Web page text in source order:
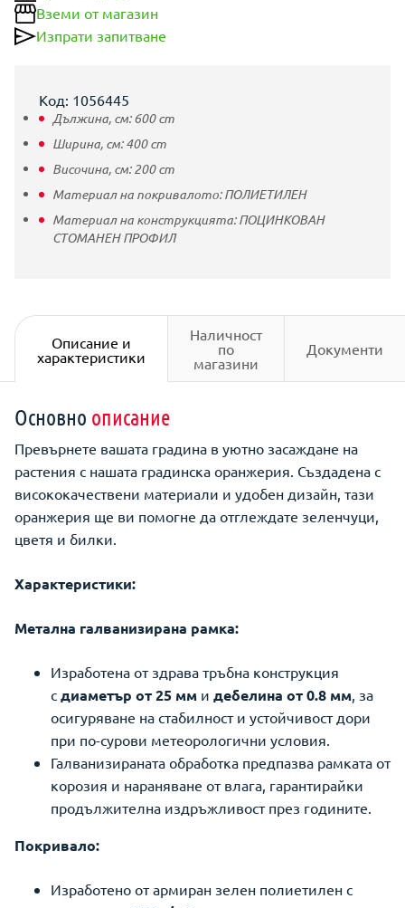
Вземи от магазин
Изпрати запитване
Код: 1056445
Дължина, см:600cm
Ширина, см:400cm
Височина, см:200cm
Материал на покривалото:ПОЛИЕТИЛЕН
Материал на конструкцията:ПОЦИНКОВАН
СТОМАНЕН ПРОФИЛ
Описание и
характеристики
Наличност
по
магазини
Документи
Основно описание
Превърнете вашата градина в уютно засаждане на
растения с нашата градинска оранжерия. Създадена с
висококачествени материали и удобен дизайн, тази
оранжерия ще ви помогне да отглеждате зеленчуци,
цветя и билки.
Характеристики:
Метална галванизирана рамка:
Изработена от здрава тръбна конструкция
с диаметър от 25 мм и дебелина от 0.8 мм, за
осигуряване на стабилност и устойчивост дори
при по-сурови метеорологични условия.
Галванизираната обработка предпазва рамката от
корозия и нараняване от влага, гарантирайки
продължителна издръжливост през годините.
Покривало:
Изработено от армиран зелен полиетилен с